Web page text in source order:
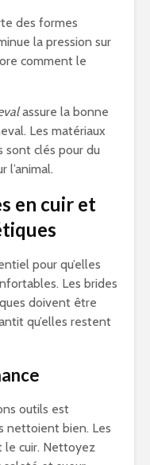
des formes
la pression sur
comment le
assure la bonne
Les matériaux
sont clés pour du
l’animal.
en cuir et
pour qu’elles
Les brides
doivent être
qu’elles restent
outils est
nettoient bien. Les
le cuir. Nettoyez